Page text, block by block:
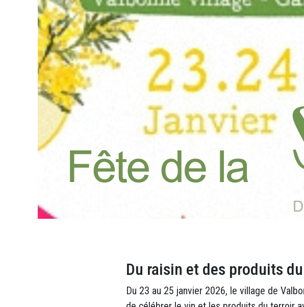
Du raisin et des produits
Du 23 au 25 janvier 2026, le village de